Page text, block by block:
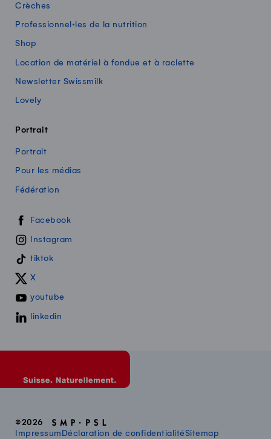
Crèches
Professionnel·les de la nutrition
Shop
Location de matériel à fondue et à raclette
Newsletter Swissmilk
Lovely
Portrait
Portrait
Pour les médias
Fédération
Swissmilk sur les réseaux sociaux
Facebook
Instagram
tiktok
X
youtube
linkedin
©2026
Impressum Déclaration de confidentialitéSitemap